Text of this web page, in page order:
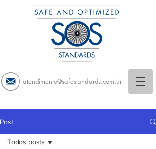
atendimento@safestandards.com.br
Post
Todos posts